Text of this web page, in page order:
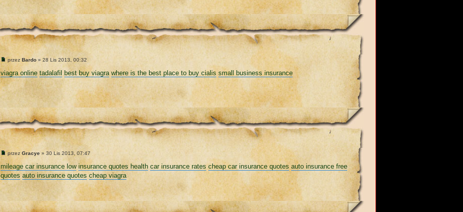
przezBardo » 28 Lis 2013, 00:32
viagra online tadalafil best buy viagra where is the best place to buy cialis small business insurance
przezGracye » 30 Lis 2013, 07:47
mileage car insurance low insurance quotes health car insurance rates cheap car insurance quotes auto insurance free
quotes auto insurance quotes cheap viagra